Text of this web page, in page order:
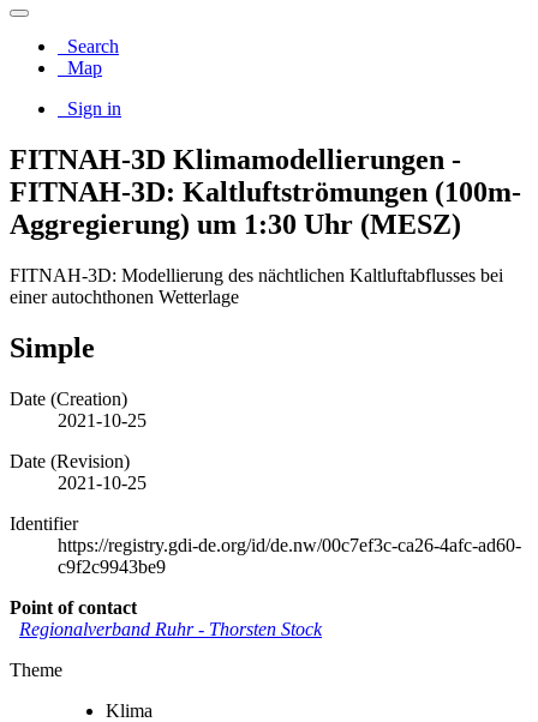
Search
Map
Sign in
FITNAH-3D Klimamodellierungen -
FITNAH-3D: Kaltluftströmungen (100m-
Aggregierung) um 1:30 Uhr (MESZ)
FITNAH-3D: Modellierung des nächtlichen Kaltluftabflusses bei
einer autochthonen Wetterlage
Simple
Date (Creation)
2021-10-25
Date (Revision)
2021-10-25
Identifier
https://registry.gdi-de.org/id/de.nw/00c7ef3c-ca26-4afc-ad60-
c9f2c9943be9
Point of contact
Regionalverband Ruhr- Thorsten Stock
Theme
Klima